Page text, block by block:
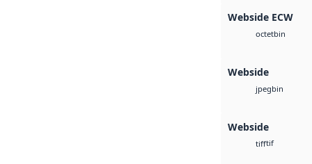
Webside ECW
octetbin
Webside
jpegbin
Webside
tifftif